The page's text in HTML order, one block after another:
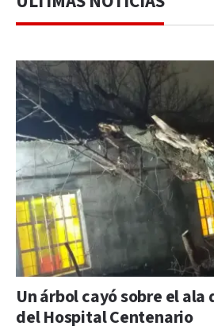
Un árbol cayó sobre el
del Hospital Centenario